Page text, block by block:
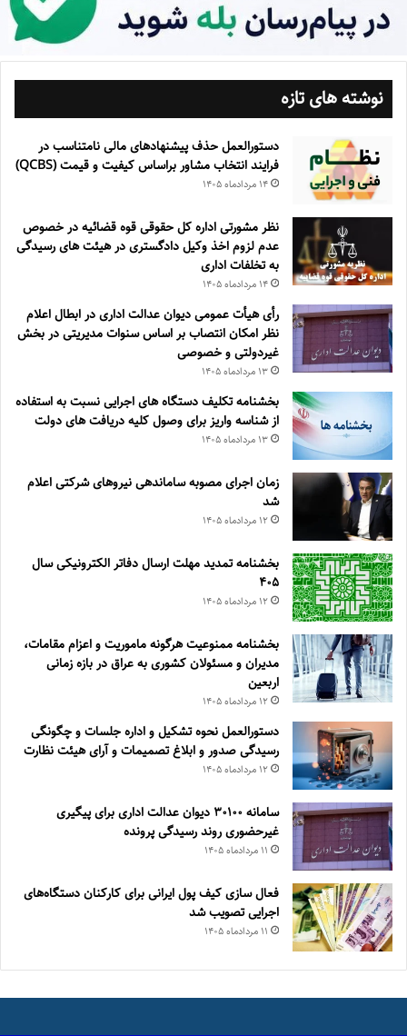
نوشته های تازه
دستورالعمل حذف پيشنهادهای مالی نامتناسب در
فرايند انتخاب مشاور براساس كيفيت و قيمت (QCBS)
۱۴ مرداد‌ماه ۱۴۰۵
نظر مشورتی اداره کل حقوقی قوه قضائیه در خصوص
عدم لزوم اخذ وکیل دادگستری در هیئت های رسیدگی
به تخلفات اداری
۱۴ مرداد‌ماه ۱۴۰۵
رأی هیأت عمومی دیوان عدالت اداری در ابطال اعلام
نظر امکان انتصاب بر اساس سنوات مدیریتی در بخش
غیردولتی و خصوصی
۱۳ مرداد‌ماه ۱۴۰۵
بخشنامه تکلیف دستگاه های اجرایی نسبت به استفاده
از شناسه واریز برای وصول کلیه دریافت های دولت
۱۳ مرداد‌ماه ۱۴۰۵
زمان اجرای مصوبه ساماندهی نیروهای شرکتی اعلام
شد
۱۲ مرداد‌ماه ۱۴۰۵
بخشنامه تمدید مهلت ارسال دفاتر الکترونیکی سال
۴۰۵
۱۲ مرداد‌ماه ۱۴۰۵
بخشنامه ممنوعیت هرگونه ماموریت و اعزام مقامات،
مدیران و مسئولان کشوری به عراق در بازه زمانی
اربعین
۱۲ مرداد‌ماه ۱۴۰۵
دستورالعمل نحوه تشکیل و اداره جلسات و چگونگی
رسیدگی صدور و ‏ابلاغ تصمیمات و‎ ‎آرای هیئت نظارت
۱۲ مرداد‌ماه ۱۴۰۵
سامانه ۳۰۱۰۰ دیوان عدالت اداری برای پیگیری
غیرحضوری روند رسیدگی پرونده
۱۱ مرداد‌ماه ۱۴۰۵
فعال سازی کیف پول ایرانی برای کارکنان دستگاه‌های
اجرایی تصویب شد
۱۱ مرداد‌ماه ۱۴۰۵